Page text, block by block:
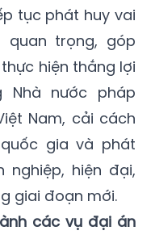
tục phát huy vai
trọng, góp
hiện thắng lợi
Nhà nước pháp
Nam, cải cách
gia và phát
nghiệp, hiện đại,
giai đoạn mới.
các vụ đại án